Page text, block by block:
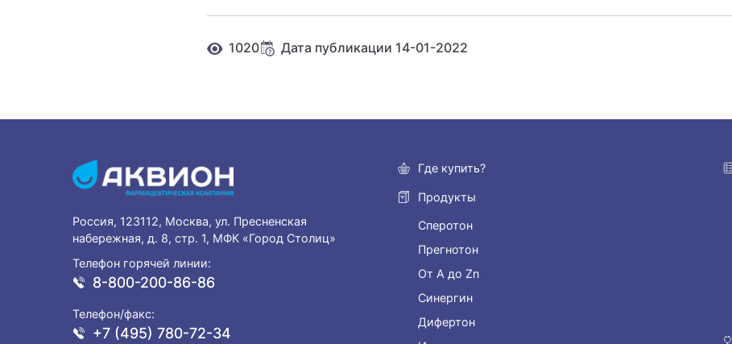
1020 Дата публикации 14-01-2022
Россия, 123112, Москва, ул. Пресненская
набережная, д. 8, стр. 1, МФК «Город Столиц»
Телефон горячей линии:
8-800-200-86-86
Телефон/факс:
+7 (495) 780-72-34
Где купить?
Продукты
Сперотон
Прегнотон
От А до Zn
Синергин
Дифертон